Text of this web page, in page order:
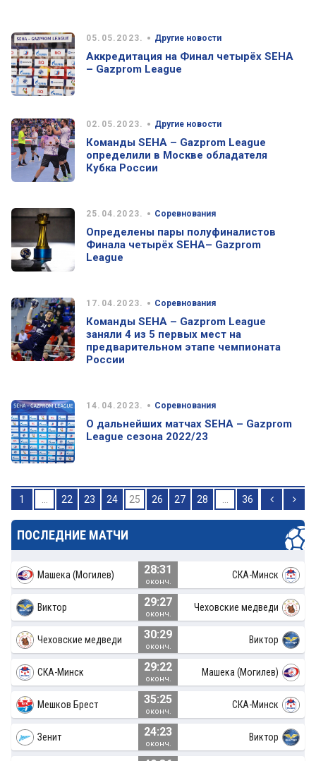
05.05.2023. • Другие новости
Аккредитация на Финал четырёх SEHA
– Gazprom League
02.05.2023. • Другие новости
Команды SEHA – Gazprom League
определили в Москве обладателя
Кубка России
25.04.2023. • Соревнования
Определены пары полуфиналистов
Финала четырёх SEHA– Gazprom
League
17.04.2023. • Соревнования
Команды SEHA – Gazprom League
заняли 4 из 5 первых мест на
предварительном этапе чемпионата
России
14.04.2023. • Соревнования
О дальнейших матчах SEHA – Gazprom
League сезона 2022/23
1 ... 22 23 24 25 26 27 28 ... 36
ПОСЛЕДНИЕ МАТЧИ
Машека (Могилев) 28:31
оконч.
СКА-Минск
Виктор 29:27
оконч.
Чеховские медведи
Чеховские медведи 30:29
оконч.
Виктор
СКА-Минск 29:22
оконч.
Машека (Могилев)
Мешков Брест 35:25
оконч.
СКА-Минск
Зенит 24:23
оконч.
Виктор